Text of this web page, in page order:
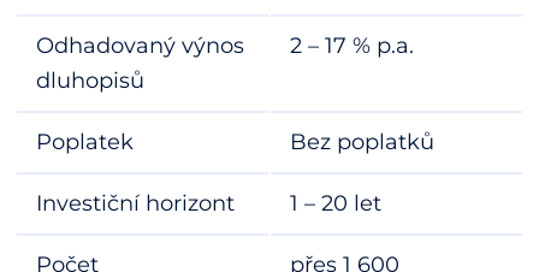
Odhadovaný výnos
dluhopisů
2 – 17 % p.a.
Poplatek Bez poplatků
Investiční horizont 1 – 20 let
Počet
přes 1 600